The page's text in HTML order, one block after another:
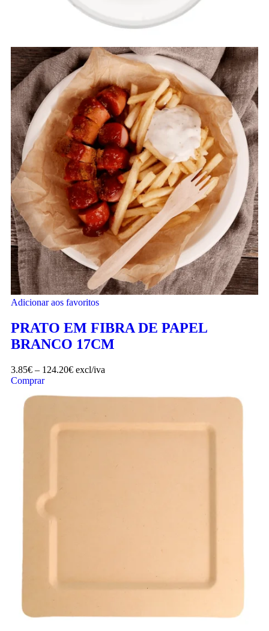
Adicionar aos favoritos
PRATO EM FIBRA DE PAPEL
BRANCO 17CM
3.85€ – 124.20€ excl/iva
Comprar